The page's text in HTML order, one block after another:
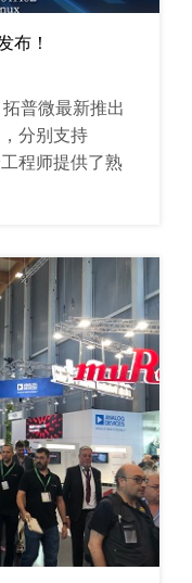
布！
普微最新推出
分别支持
程师提供了熟